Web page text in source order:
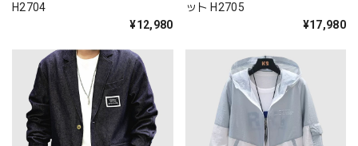
H2704
¥12,980
ット H2705
¥17,980